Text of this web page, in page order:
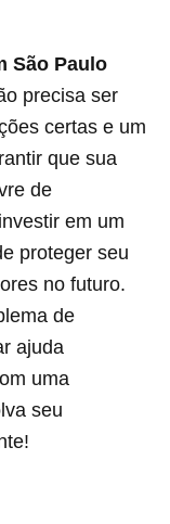
São Paulo
precisa ser
certas e um
que sua
de
em um
proteger seu
no futuro.
de
ajuda
uma
seu